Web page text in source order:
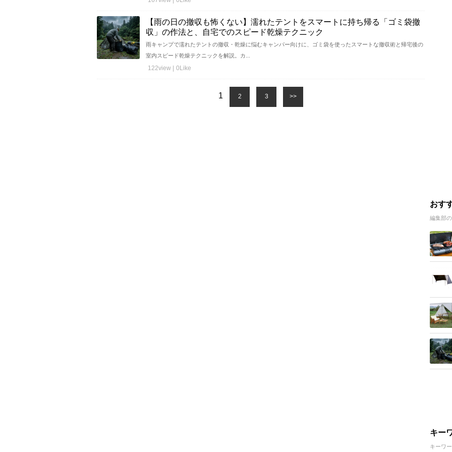
【雨の日の撤収も怖くない】濡れたテントをスマートに持ち帰る「ゴミ袋撤
収」の作法と、自宅でのスピード乾燥テクニック
雨キャンプで濡れたテントの撤収・乾燥に悩むキャンパー向けに、ゴミ袋を使ったスマートな撤収術と帰宅後の
室内スピード乾燥テクニックを解説。カ...
122view | 0Like
1 2 3 >>
おす
編集部
キー
キーワ